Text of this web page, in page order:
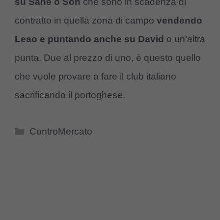
contratto in quella zona di campo vendendo
Leao e puntando anche su David o un’altra
punta. Due al prezzo di uno, è questo quello
che vuole provare a fare il club italiano
sacrificando il portoghese.
Categorie
ControMercato